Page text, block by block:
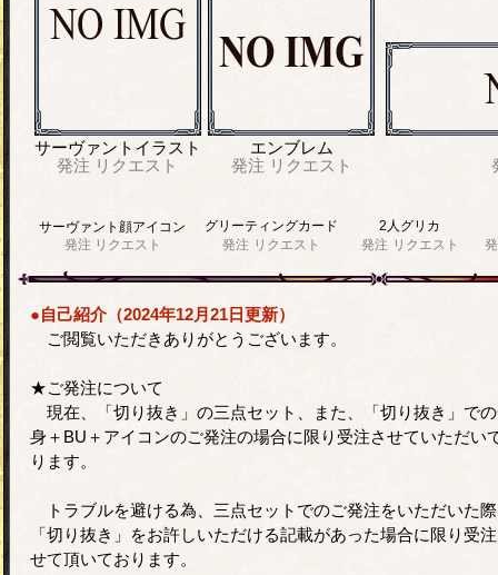
サーヴァントイラスト
発注 リクエスト
エンブレム
発注 リクエスト
サーヴァント顔アイコン
発注 リクエスト
グリーティングカード
発注 リクエスト
2人グリカ
発注 リクエスト
●自己紹介（2024年12月21日更新）
ご閲覧いただきありがとうございます。
★ご発注について
現在、「切り抜き」の三点セット、また、「切り抜き」で
身＋BU＋アイコンのご発注の場合に限り受注させていただい
ります。
トラブルを避ける為、三点セットでのご発注をいただいた
「切り抜き」をお許しいただける記載があった場合に限り受
せて頂いております。